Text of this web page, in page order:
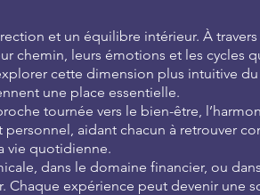
et un équilibre intérieur. À
chemin, leurs émotions et les cycles
cette dimension plus intuitive
une place essentielle.
tournée vers le bien-être,
aidant chacun à retrouver
vie quotidienne.
dans le domaine financier, ou
expérience peut devenir une